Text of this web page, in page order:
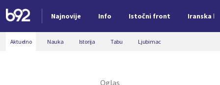
Najnovije Info Istočni front Iranska
Nova vest
Aktuelno Nauka Istorija Tabu Ljubimac